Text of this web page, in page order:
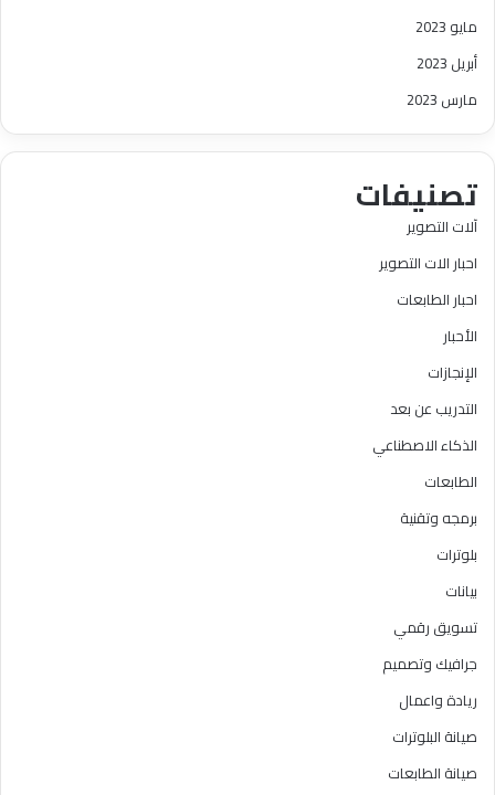
مايو 2023
أبريل 2023
مارس 2023
تصنيفات
آلات التصوير
احبار الات التصوير
احبار الطابعات
الأحبار
الإنجازات
التدريب عن بعد
الذكاء الاصطناعي
الطابعات
برمجه وتقنية
بلوترات
بيانات
تسويق رقمي
جرافيك وتصميم
ريادة واعمال
صيانة البلوترات
صيانة الطابعات